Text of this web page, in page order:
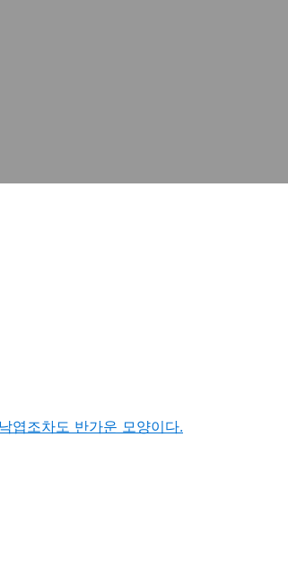
엽조차도 반가운 모양이다.